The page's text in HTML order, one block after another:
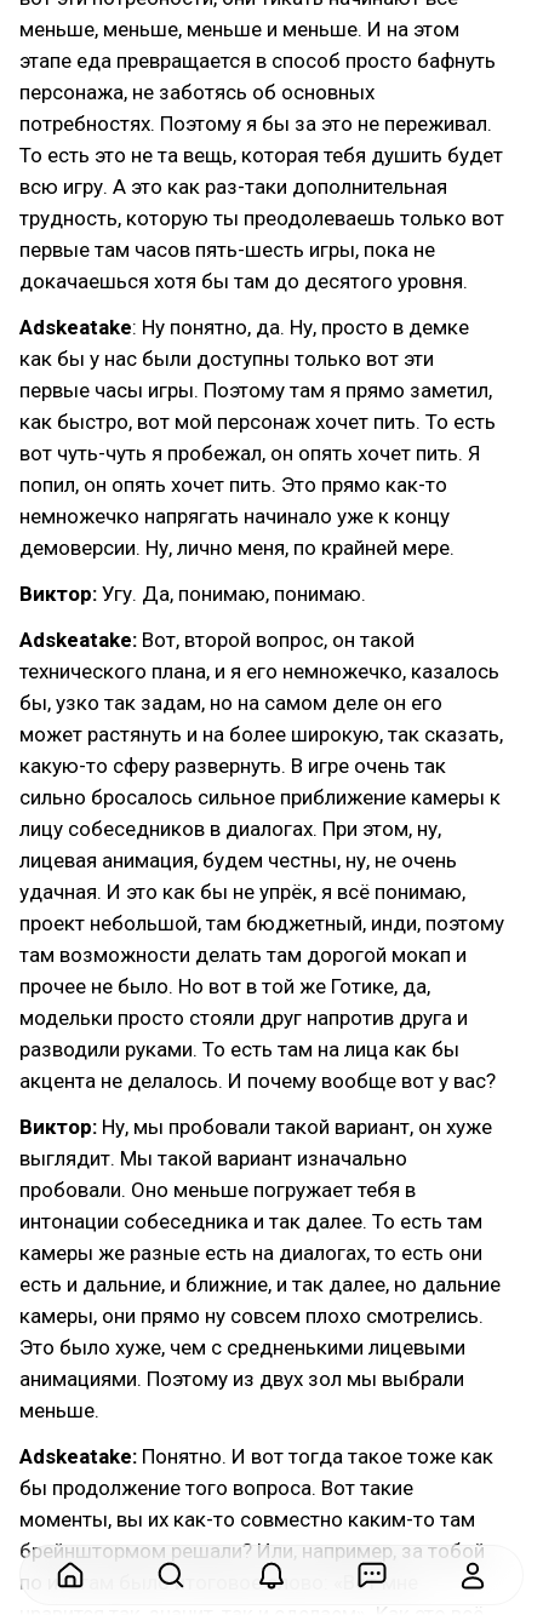
меньше, меньше, меньше и меньше. И на этом
этапе еда превращается в способ просто бафнуть
персонажа, не заботясь об основных
потребностях. Поэтому я бы за это не переживал.
То есть это не та вещь, которая тебя душить будет
всю игру. А это как раз-таки дополнительная
трудность, которую ты преодолеваешь только вот
первые там часов пять-шесть игры, пока не
докачаешься хотя бы там до десятого уровня.
Adskeatake: Ну понятно, да. Ну, просто в демке
как бы у нас были доступны только вот эти
первые часы игры. Поэтому там я прямо заметил,
как быстро, вот мой персонаж хочет пить. То есть
вот чуть-чуть я пробежал, он опять хочет пить. Я
попил, он опять хочет пить. Это прямо как-то
немножечко напрягать начинало уже к концу
демоверсии. Ну, лично меня, по крайней мере.
Виктор: Угу. Да, понимаю, понимаю.
Adskeatake: Вот, второй вопрос, он такой
технического плана, и я его немножечко, казалось
бы, узко так задам, но на самом деле он его
может растянуть и на более широкую, так сказать,
какую-то сферу развернуть. В игре очень так
сильно бросалось сильное приближение камеры к
лицу собеседников в диалогах. При этом, ну,
лицевая анимация, будем честны, ну, не очень
удачная. И это как бы не упрёк, я всё понимаю,
проект небольшой, там бюджетный, инди, поэтому
там возможности делать там дорогой мокап и
прочее не было. Но вот в той же Готике, да,
модельки просто стояли друг напротив друга и
разводили руками. То есть там на лица как бы
акцента не делалось. И почему вообще вот у вас?
Виктор: Ну, мы пробовали такой вариант, он хуже
выглядит. Мы такой вариант изначально
пробовали. Оно меньше погружает тебя в
интонации собеседника и так далее. То есть там
камеры же разные есть на диалогах, то есть они
есть и дальние, и ближние, и так далее, но дальние
камеры, они прямо ну совсем плохо смотрелись.
Это было хуже, чем с средненькими лицевыми
анимациями. Поэтому из двух зол мы выбрали
меньше.
Adskeatake: Понятно. И вот тогда такое тоже как
бы продолжение того вопроса. Вот такие
моменты, вы их как-то совместно каким-то там
брейнштормом решали? Или, например, за тобой
по итогам было итоговое слово: «Вот мне